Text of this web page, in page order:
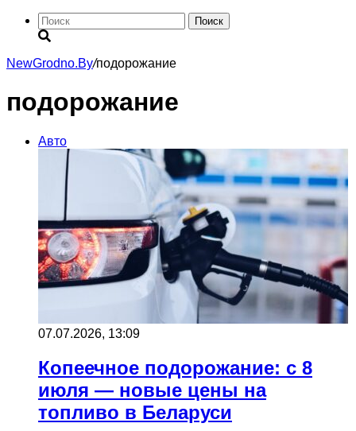
Поиск
NewGrodno.By/подорожание
подорожание
Авто
07.07.2026, 13:09
Копеечное подорожание: с 8
июля — новые цены на
топливо в Беларуси